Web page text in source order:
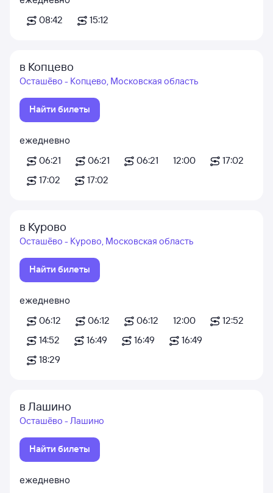
08:42
15:12
в Копцево
Осташёво - Копцево, Московская область
Найти билеты
ежедневно
06:21
06:21 06:21 12:00
17:02
17:02
17:02
в Курово
Осташёво - Курово, Московская область
Найти билеты
ежедневно
06:12
06:12 06:12 12:00
12:52
14:52
16:49 16:49
16:49
18:29
в Лашино
Осташёво - Лашино
Найти билеты
ежедневно